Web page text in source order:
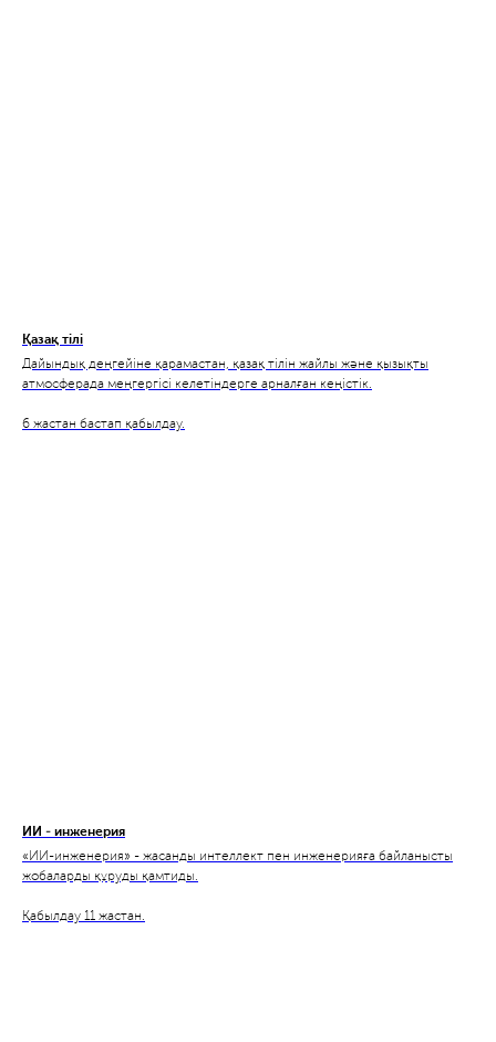
Қазақ тілі
Дайындық деңгейіне қарамастан, қазақ тілін жайлы және қызықты
атмосферада меңгергісі келетіндерге арналған кеңістік.
6 жастан бастап қабылдау.
ИИ - инженерия
«ИИ-инженерия» - жасанды интеллект пен инженерияға байланысты
жобаларды құруды қамтиды.
Қабылдау 11 жастан.